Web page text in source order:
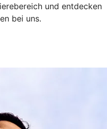
und entdecken
bei uns.